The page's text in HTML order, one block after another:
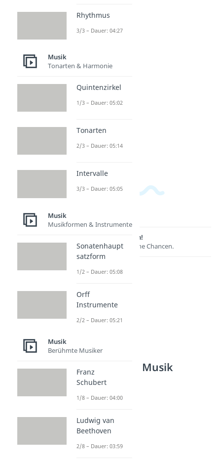
Lernen lohnt sich!
Entdecke hier deine Chancen.
Weitere Inhalte: Musik
Grundlagen der Musik
Noten lesen
Dauer: 04:33
Dauer: 03:13
Bassschlüssel
Dauer: 02:37
Rhythmus
3/3 – Dauer: 04:27
Musik
Tonarten & Harmonie
Quintenzirkel
1/3 – Dauer: 05:02
Tonarten
2/3 – Dauer: 05:14
Intervalle
3/3 – Dauer: 05:05
Musik
Musikformen & Instrumente
Sonatenhaupt
satzform
1/2 – Dauer: 05:08
Orff
Instrumente
2/2 – Dauer: 05:21
Musik
Berühmte Musiker
Franz
Schubert
1/8 – Dauer: 04:00
Ludwig van
Beethoven
2/8 – Dauer: 03:59